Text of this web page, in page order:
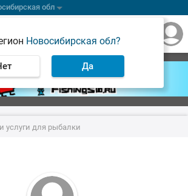
обл
Новосибирская обл?
Да
услуги для рыбалки